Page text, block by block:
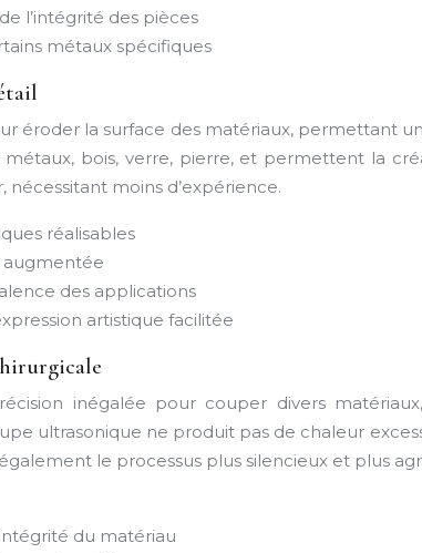
l’intégrité des pièces
métaux spécifiques
éroder la surface des matériaux, permettant
bois, verre, pierre, et permettent la
moins d’expérience.
réalisables
augmentée
des applications
artistique facilitée
inégalée pour couper divers
ultrasonique ne produit pas de chaleur
le processus plus silencieux et plus
du matériau